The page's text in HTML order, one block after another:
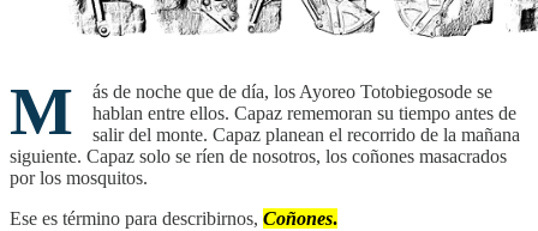
M
ás de noche que de día, los Ayoreo Totobiegosode se
hablan entre ellos. Capaz rememoran su tiempo antes de
salir del monte. Capaz planean el recorrido de la mañana
siguiente. Capaz solo se ríen de nosotros, los coñones masacrados
por los mosquitos.
Ese es término para describirnos, Coñones.